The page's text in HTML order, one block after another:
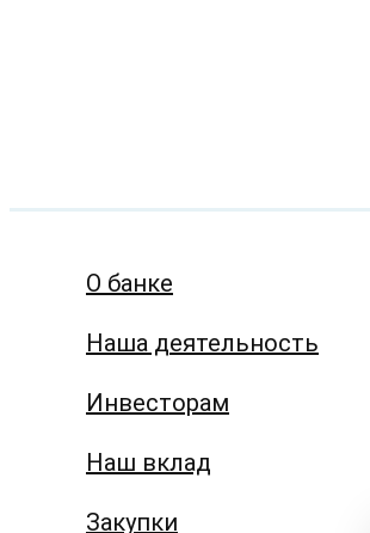
О банке
Наша деятельность
Инвесторам
Наш вклад
Закупки